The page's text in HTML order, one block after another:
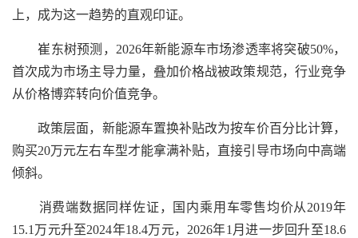
上，成为这一趋势的直观印证。
崔东树预测，2026年新能源车市场渗透率将突破50%，
首次成为市场主导力量，叠加价格战被政策规范，行业竞争
从价格博弈转向价值竞争。
政策层面，新能源车置换补贴改为按车价百分比计算，
购买20万元左右车型才能拿满补贴，直接引导市场向中高端
倾斜。
消费端数据同样佐证，国内乘用车零售均价从2019年
15.1万元升至2024年18.4万元，2026年1月进一步回升至18.6